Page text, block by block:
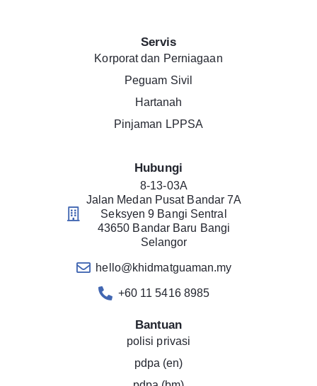
Servis
Korporat dan Perniagaan
Peguam Sivil
Hartanah
Pinjaman LPPSA
Hubungi
8-13-03A
Jalan Medan Pusat Bandar 7A
Seksyen 9 Bangi Sentral
43650 Bandar Baru Bangi
Selangor
hello@khidmatguaman.my
+60 11 5416 8985
Bantuan
polisi privasi
pdpa (en)